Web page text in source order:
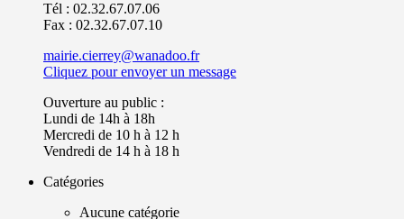
Tél : 02.32.67.07.06
Fax : 02.32.67.07.10
mairie.cierrey@wanadoo.fr
Cliquez pour envoyer un message
Ouverture au public :
Lundi de 14h à 18h
Mercredi de 10 h à 12 h
Vendredi de 14 h à 18 h
Catégories
Aucune catégorie